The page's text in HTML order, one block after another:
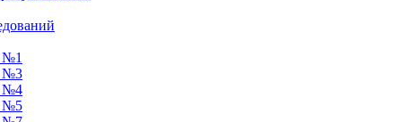
№1
№3
№4
№5